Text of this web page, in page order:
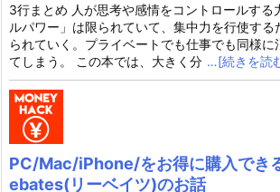
3行まとめ 人が思考や感情をコントロールする
ルパワー」は限られていて、集中力を行使する
られていく。プライベートでも仕事でも同様に
てしまう。 この本では、大きく分 …[続きを読
PC/Mac/iPhone/をお得に購入でき
ebates(リーベイツ)のお話